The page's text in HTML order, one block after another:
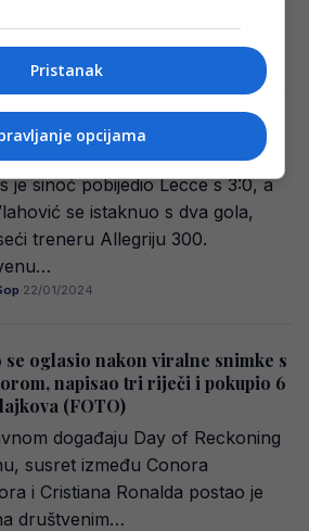
Fotografija koju je podijelio bila…
upoređuju s Ronaldom:
je sinoć pobijedio Lecce s 3:0, a
se istaknuo s dva gola,
treneru Allegriju 300.
·22/01/2024
se oglasio nakon viralne snimke s
napisao tri riječi i pokupio 6
(FOTO)
događaju Day of Reckoning
susret između Conora
i Cristiana Ronalda postao je
društvenim…
Pristanak
opcijama